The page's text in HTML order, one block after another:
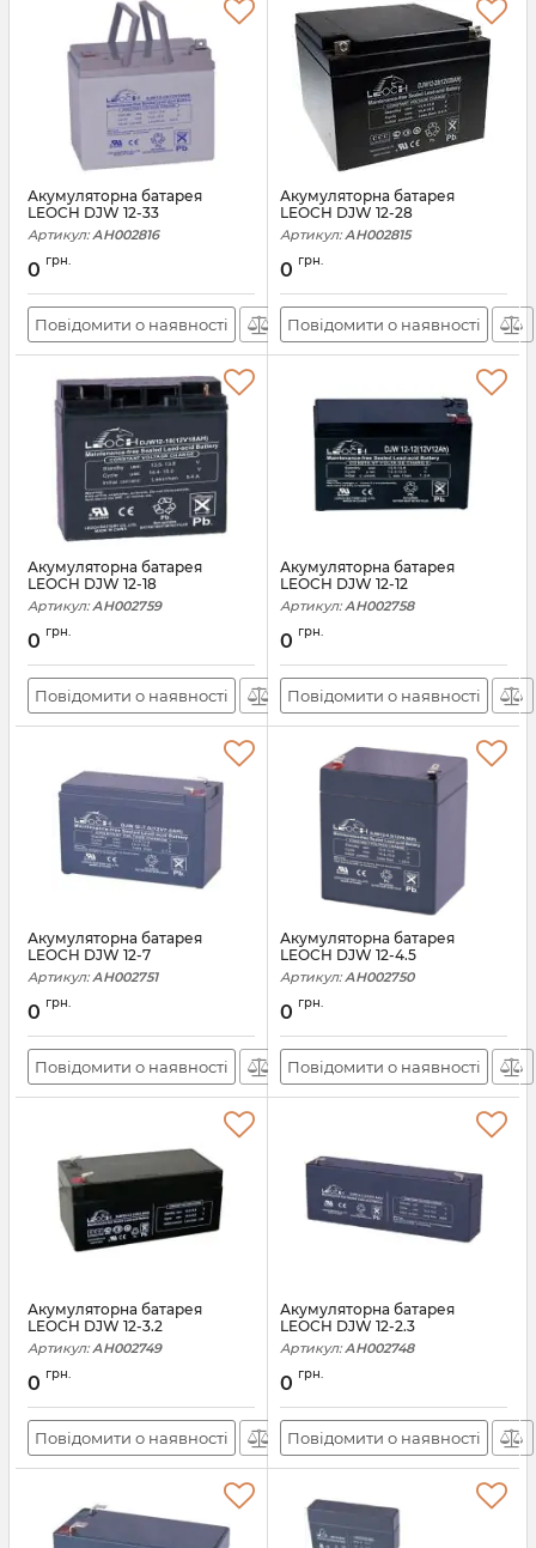
Акумуляторна батарея
LEOCH DJW 12-33
Артикул: АН002816
0 грн.
Повідомити о наявності
Акумуляторна батарея
LEOCH DJW 12-28
Артикул: АН002815
0 грн.
Повідомити о наявності
Акумуляторна батарея
LEOCH DJW 12-18
Артикул: АН002759
0 грн.
Повідомити о наявності
Акумуляторна батарея
LEOCH DJW 12-12
Артикул: АН002758
0 грн.
Повідомити о наявності
Акумуляторна батарея
LEOCH DJW 12-7
Артикул: АН002751
0 грн.
Повідомити о наявності
Акумуляторна батарея
LEOCH DJW 12-4.5
Артикул: АН002750
0 грн.
Повідомити о наявності
Акумуляторна батарея
LEOCH DJW 12-3.2
Артикул: АН002749
0 грн.
Повідомити о наявності
Акумуляторна батарея
LEOCH DJW 12-2.3
Артикул: АН002748
0 грн.
Повідомити о наявності